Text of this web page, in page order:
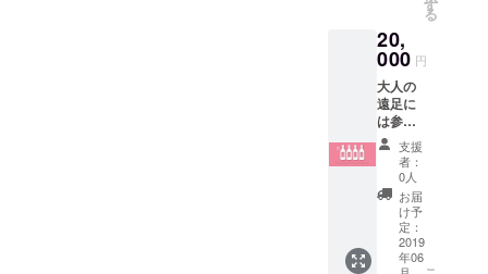
動も、古民
家プロジェ
クト、廃校
プロジェク
ト、国際
フィルム
フェスティ
バルなどな
ど、足利を
盛り上げる
イベントを
ジナル
Myワイ
ン」の
苗木を
得る権
利が獲
得でき
ます。
ただ
し、苗
木の購
入につ
いて
は、別
（足利
までの
旅費は
ご負担
くださ
い。）
2019
年 4月
(土)~7
日(日)実
施 午
前9時東
武伊勢
す
る
20,
000 円
大人の
遠足に
は参加
できな
いけど
ワイン
をたく
さん飲
んで支
援した
いとい
支援
者：
0人
お届
け予
定：
2019
年06